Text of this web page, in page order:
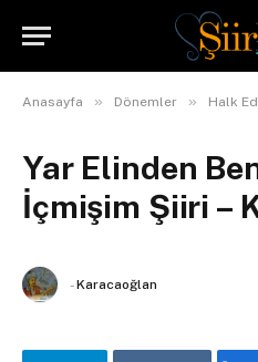
Anasayfa » Dönemler » Halk
Yar Elinden
İçmişim Şiiri –
-Karacaoğlan